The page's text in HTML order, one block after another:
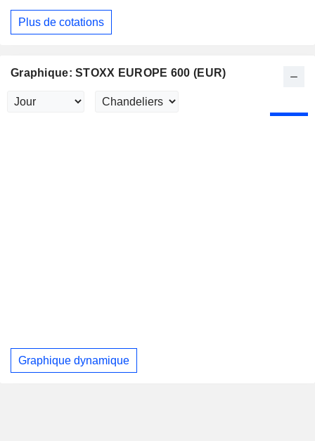
Graphique: STOXX EUROPE 600 (EUR)
Graphique dynamique
Plus de cotations